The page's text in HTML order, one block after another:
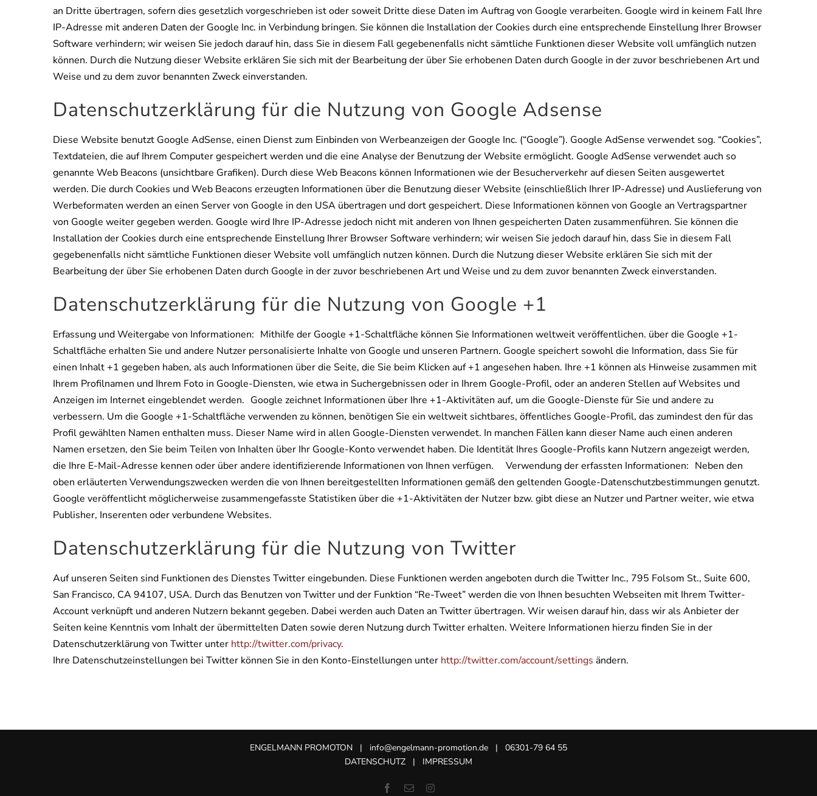
an Dritte übertragen, sofern dies gesetzlich vorgeschrieben ist oder soweit Dritte diese Daten im Auftrag von Google verarbeiten. Google wird in keinem Fall Ihre
IP-Adresse mit anderen Daten der Google Inc. in Verbindung bringen. Sie können die Installation der Cookies durch eine entsprechende Einstellung Ihrer Browser
Software verhindern; wir weisen Sie jedoch darauf hin, dass Sie in diesem Fall gegebenenfalls nicht sämtliche Funktionen dieser Website voll umfänglich nutzen
können. Durch die Nutzung dieser Website erklären Sie sich mit der Bearbeitung der über Sie erhobenen Daten durch Google in der zuvor beschriebenen Art und
Weise und zu dem zuvor benannten Zweck einverstanden.
Datenschutzerklärung für die Nutzung von Google Adsense
Diese Website benutzt Google AdSense, einen Dienst zum Einbinden von Werbeanzeigen der Google Inc. (“Google”). Google AdSense verwendet sog. “Cookies”,
Textdateien, die auf Ihrem Computer gespeichert werden und die eine Analyse der Benutzung der Website ermöglicht. Google AdSense verwendet auch so
genannte Web Beacons (unsichtbare Grafiken). Durch diese Web Beacons können Informationen wie der Besucherverkehr auf diesen Seiten ausgewertet
werden. Die durch Cookies und Web Beacons erzeugten Informationen über die Benutzung dieser Website (einschließlich Ihrer IP-Adresse) und Auslieferung von
Werbeformaten werden an einen Server von Google in den USA übertragen und dort gespeichert. Diese Informationen können von Google an Vertragspartner
von Google weiter gegeben werden. Google wird Ihre IP-Adresse jedoch nicht mit anderen von Ihnen gespeicherten Daten zusammenführen. Sie können die
Installation der Cookies durch eine entsprechende Einstellung Ihrer Browser Software verhindern; wir weisen Sie jedoch darauf hin, dass Sie in diesem Fall
gegebenenfalls nicht sämtliche Funktionen dieser Website voll umfänglich nutzen können. Durch die Nutzung dieser Website erklären Sie sich mit der
Bearbeitung der über Sie erhobenen Daten durch Google in der zuvor beschriebenen Art und Weise und zu dem zuvor benannten Zweck einverstanden.
Datenschutzerklärung für die Nutzung von Google +1
Erfassung und Weitergabe von Informationen: Mithilfe der Google +1-Schaltfläche können Sie Informationen weltweit veröffentlichen. über die Google +1-
Schaltfläche erhalten Sie und andere Nutzer personalisierte Inhalte von Google und unseren Partnern. Google speichert sowohl die Information, dass Sie für
einen Inhalt +1 gegeben haben, als auch Informationen über die Seite, die Sie beim Klicken auf +1 angesehen haben. Ihre +1 können als Hinweise zusammen mit
Ihrem Profilnamen und Ihrem Foto in Google-Diensten, wie etwa in Suchergebnissen oder in Ihrem Google-Profil, oder an anderen Stellen auf Websites und
Anzeigen im Internet eingeblendet werden. Google zeichnet Informationen über Ihre +1-Aktivitäten auf, um die Google-Dienste für Sie und andere zu
verbessern. Um die Google +1-Schaltfläche verwenden zu können, benötigen Sie ein weltweit sichtbares, öffentliches Google-Profil, das zumindest den für das
Profil gewählten Namen enthalten muss. Dieser Name wird in allen Google-Diensten verwendet. In manchen Fällen kann dieser Name auch einen anderen
Namen ersetzen, den Sie beim Teilen von Inhalten über Ihr Google-Konto verwendet haben. Die Identität Ihres Google-Profils kann Nutzern angezeigt werden,
die Ihre E-Mail-Adresse kennen oder über andere identifizierende Informationen von Ihnen verfügen. Verwendung der erfassten Informationen: Neben den
oben erläuterten Verwendungszwecken werden die von Ihnen bereitgestellten Informationen gemäß den geltenden Google-Datenschutzbestimmungen genutzt.
Google veröffentlicht möglicherweise zusammengefasste Statistiken über die +1-Aktivitäten der Nutzer bzw. gibt diese an Nutzer und Partner weiter, wie etwa
Publisher, Inserenten oder verbundene Websites.
Datenschutzerklärung für die Nutzung von Twitter
Auf unseren Seiten sind Funktionen des Dienstes Twitter eingebunden. Diese Funktionen werden angeboten durch die Twitter Inc., 795 Folsom St., Suite 600,
San Francisco, CA 94107, USA. Durch das Benutzen von Twitter und der Funktion “Re-Tweet” werden die von Ihnen besuchten Webseiten mit Ihrem Twitter-
Account verknüpft und anderen Nutzern bekannt gegeben. Dabei werden auch Daten an Twitter übertragen. Wir weisen darauf hin, dass wir als Anbieter der
Seiten keine Kenntnis vom Inhalt der übermittelten Daten sowie deren Nutzung durch Twitter erhalten. Weitere Informationen hierzu finden Sie in der
Datenschutzerklärung von Twitter unter http://twitter.com/privacy.
Ihre Datenschutzeinstellungen bei Twitter können Sie in den Konto-Einstellungen unter http://twitter.com/account/settings ändern.
ENGELMANN PROMOTON | info@engelmann-promotion.de | 06301-79 64 55
DATENSCHUTZ | IMPRESSUM
Facebook
E-
Instagram